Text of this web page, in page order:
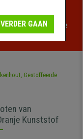
bureaustoelpro!
tijd - Bekijk de
van
Kunststof
GAAN